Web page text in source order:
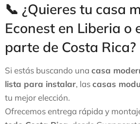
📞 ¿Quieres tu casa
Econest en Liberia o
parte de Costa Rica?
Si estás buscando una casa
lista para instalar, lascasas
tu mejor elección.
Ofrecemos entrega rápida y